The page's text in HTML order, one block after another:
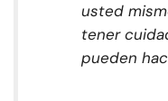
usted
tener
pueden